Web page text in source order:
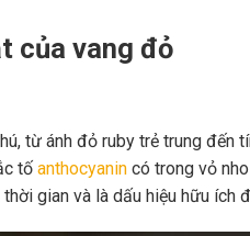
của vang đỏ
từ ánh đỏ ruby trẻ trung
tố anthocyanincó trong vỏ nho
gian và là dấu hiệu hữu ích